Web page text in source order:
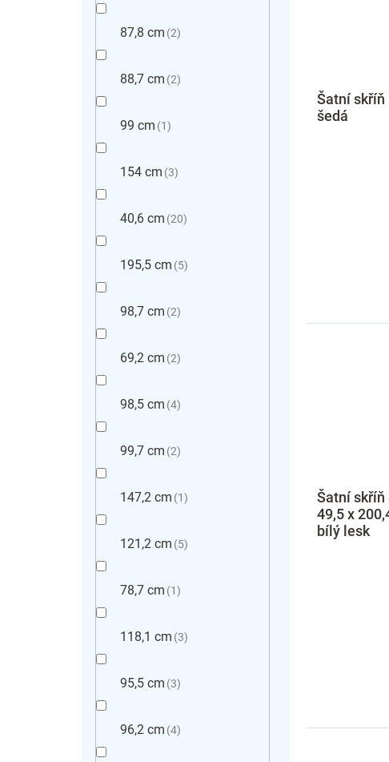
87,8 cm 2
88,7 cm 2
99 cm 1
154 cm 3
40,6 cm 20
195,5 cm 5
98,7 cm 2
69,2 cm 2
98,5 cm 4
99,7 cm 2
147,2 cm 1
121,2 cm 5
78,7 cm 1
118,1 cm 3
95,5 cm 3
96,2 cm 4
Šatní skříň
šedá
Šatní skříň
49,5 x
bílý lesk